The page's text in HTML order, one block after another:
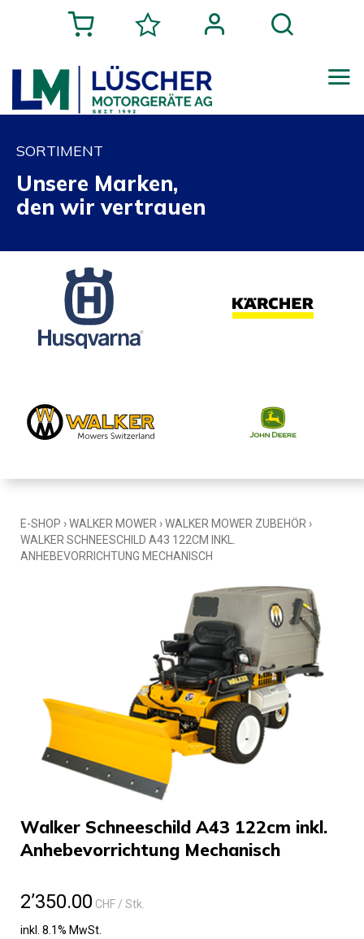
SORTIMENT
Unsere Marken,
den wir vertrauen
E-SHOP ›WALKER MOWER ›WALKER MOWER ZUBEHÖR ›
WALKER SCHNEESCHILD A43 122CM INKL.
ANHEBEVORRICHTUNG MECHANISCH
Walker Schneeschild A43 122cm inkl.
Anhebevorrichtung Mechanisch
2’350.00 CHF/ Stk.
inkl. 8.1% MwSt.